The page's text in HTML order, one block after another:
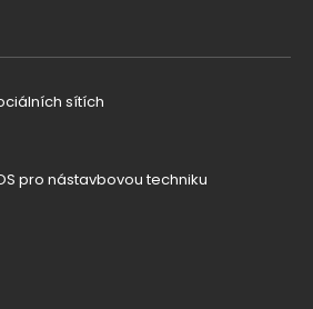
sítích
pro nástavbovou techniku